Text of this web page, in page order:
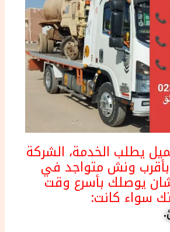
يطلب الخدمة، الشركة
بأقرب ونش متواجد في
يوصلك بأسرع وقت
سواء كانت: